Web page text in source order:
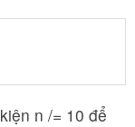
n /= 10 để